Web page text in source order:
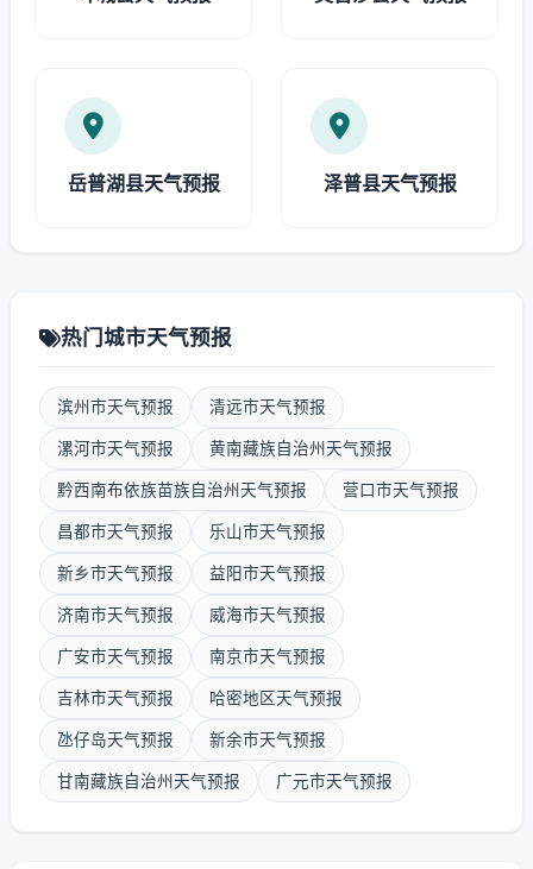
岳普湖县天气预报 泽普县天气预报
热门城市天气预报
滨州市天气预报 清远市天气预报
漯河市天气预报 黄南藏族自治州天气预报
黔西南布依族苗族自治州天气预报 营口市天气预报
昌都市天气预报 乐山市天气预报
新乡市天气预报 益阳市天气预报
济南市天气预报 威海市天气预报
广安市天气预报 南京市天气预报
吉林市天气预报 哈密地区天气预报
氹仔岛天气预报 新余市天气预报
甘南藏族自治州天气预报 广元市天气预报